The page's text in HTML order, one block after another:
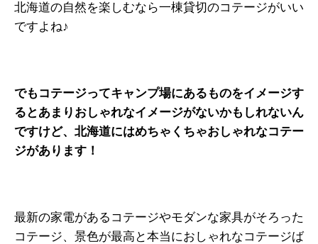
北海道の自然を楽しむなら一棟貸切のコテージがいい
ですよね♪
でもコテージってキャンプ場にあるものをイメージす
るとあまりおしゃれなイメージがないかもしれないん
ですけど、北海道にはめちゃくちゃおしゃれなコテー
ジがあります！
最新の家電があるコテージやモダンな家具がそろった
コテージ、景色が最高と本当におしゃれなコテージば